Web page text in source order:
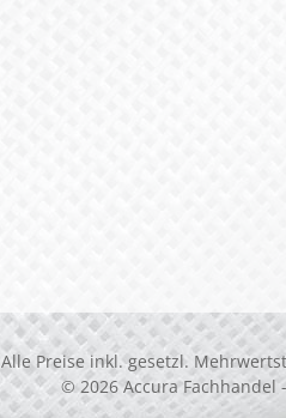
Alle Preise inkl. gesetzl.
© 2026 Accura Fachhandel